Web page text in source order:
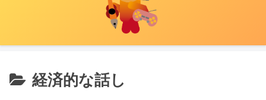
経済的な話し